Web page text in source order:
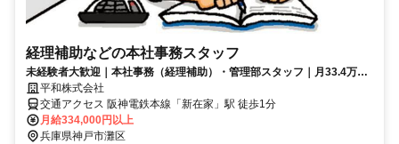
経理補助などの本社事務スタッフ
未経験者大歓迎｜本社事務（経理補助）・管理部スタッフ｜月33.4万｜
年休122日｜固定残業なし
平和株式会社
交通アクセス 阪神電鉄本線「新在家」駅 徒歩1分
月給334,000円以上
兵庫県神戸市灘区